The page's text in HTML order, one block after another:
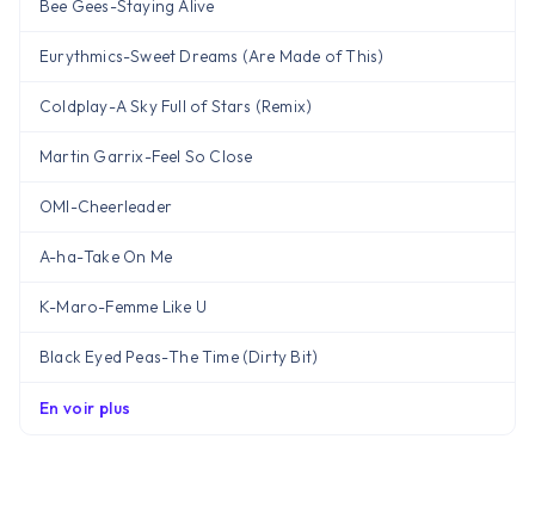
Bee Gees-Staying Alive
Eurythmics-Sweet Dreams (Are Made of This)
Coldplay-A Sky Full of Stars (Remix)
Martin Garrix-Feel So Close
OMI-Cheerleader
A-ha-Take On Me
K-Maro-Femme Like U
Black Eyed Peas-The Time (Dirty Bit)
En voir plus